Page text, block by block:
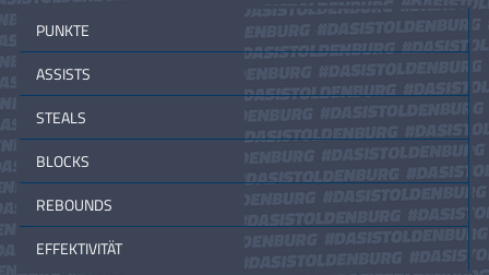
PUNKTE
ASSISTS
STEALS
BLOCKS
REBOUNDS
EFFEKTIVITÄT